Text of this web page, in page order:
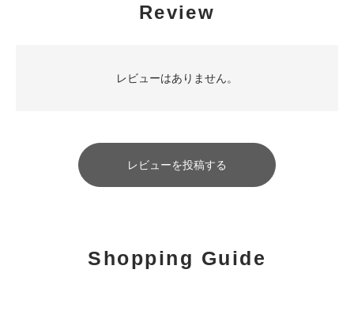
Review
レビューはありません。
レビューを投稿する
Shopping Guide